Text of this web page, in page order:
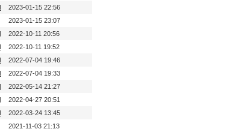
2023-01-15 22:56
2023-01-15 23:07
2022-10-11 20:56
2022-10-11 19:52
2022-07-04 19:46
2022-07-04 19:33
2022-05-14 21:27
2022-04-27 20:51
2022-03-24 13:45
2021-11-03 21:13